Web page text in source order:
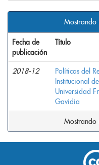
Mostrando
Fecha de
publicación
Título
2018-12
Políticas del
Institucional
Universidad
Gavidia
Mostrando